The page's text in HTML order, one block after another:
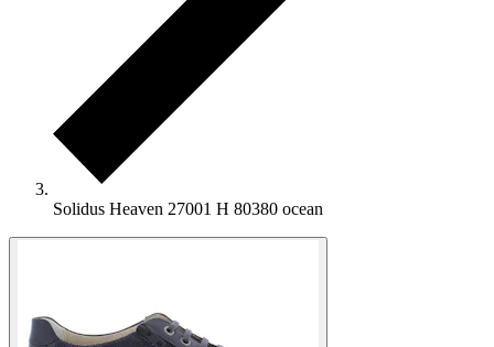
Solidus Heaven 27001 H 80380 ocean